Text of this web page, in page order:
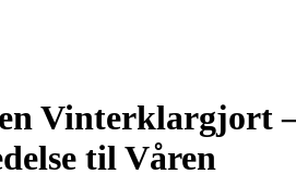
Vinterklargjort
til Våren